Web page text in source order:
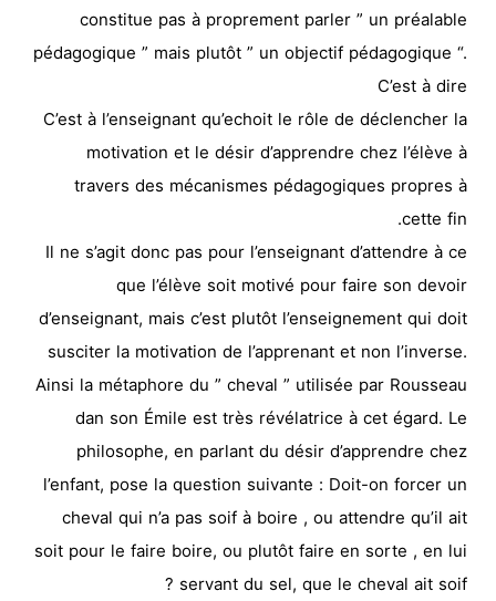
constitue pas à proprement parler ” un préalable
pédagogique ” mais plutôt ” un objectif pédagogique “.
C’est à dire
C’est à l’enseignant qu’echoit le rôle de déclencher la
motivation et le désir d’apprendre chez l’élève à
travers des mécanismes pédagogiques propres à
cette fin.
Il ne s’agit donc pas pour l’enseignant d’attendre à ce
que l’élève soit motivé pour faire son devoir
d’enseignant, mais c’est plutôt l’enseignement qui doit
susciter la motivation de l’apprenant et non l’inverse.
Ainsi la métaphore du ” cheval ” utilisée par Rousseau
dan son Émile est très révélatrice à cet égard. Le
philosophe, en parlant du désir d’apprendre chez
l’enfant, pose la question suivante : Doit-on forcer un
cheval qui n’a pas soif à boire , ou attendre qu’il ait
soit pour le faire boire, ou plutôt faire en sorte , en lui
servant du sel, que le cheval ait soif ?